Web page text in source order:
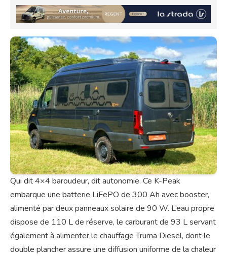
Qui dit 4×4 baroudeur, dit autonomie. Ce K-Peak
embarque une batterie LiFePO de 300 Ah avec booster,
alimenté par deux panneaux solaire de 90 W. L’eau propre
dispose de 110 L de réserve, le carburant de 93 L servant
également à alimenter le chauffage Truma Diesel, dont le
double plancher assure une diffusion uniforme de la chaleur